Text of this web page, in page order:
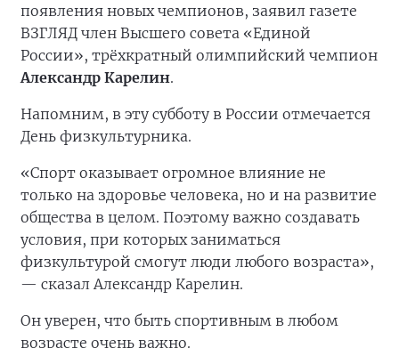
появления новых чемпионов, заявил газете
ВЗГЛЯД член Высшего совета «Единой
России», трёхкратный олимпийский чемпион
Александр Карелин.
Напомним, в эту субботу в России отмечается
День физкультурника.
«Спорт оказывает огромное влияние не
только на здоровье человека, но и на развитие
общества в целом. Поэтому важно создавать
условия, при которых заниматься
физкультурой смогут люди любого возраста»,
— сказал Александр Карелин.
Он уверен, что быть спортивным в любом
возрасте очень важно.